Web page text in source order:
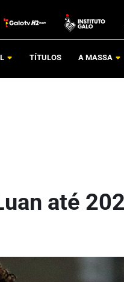
TÍTULOS A MASSA
até